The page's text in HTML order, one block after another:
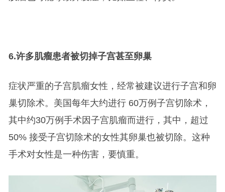
6.许多肌瘤患者被切掉子宫甚至卵巢
症状严重的子宫肌瘤女性，经常被建议进行子宫和卵
巢切除术。美国每年大约进行 60万例子宫切除术，
其中约30万例手术因子宫肌瘤而进行，其中，超过
50% 接受子宫切除术的女性其卵巢也被切除。这种
手术对女性是一种伤害，要慎重。